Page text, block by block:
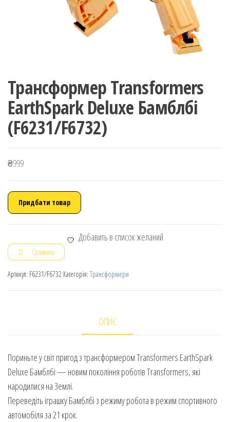
Трансформер Transformers
EarthSpark Deluxe Бамблбі
(F6231/F6732)
₴999
Придбати товар
Добавить в список желаний
Сравнить
Артикул: F6231/F6732 Категорія: Трансформери
ОПИС
Пориньте у світ пригод з трансформером Transformers EarthSpark
Deluxe Бамблбі — новим покоління роботів Transformers, які
народилися на Землі.
Переведіть іграшку Бамблбі з режиму робота в режим спортивного
автомобіля за 21 крок.